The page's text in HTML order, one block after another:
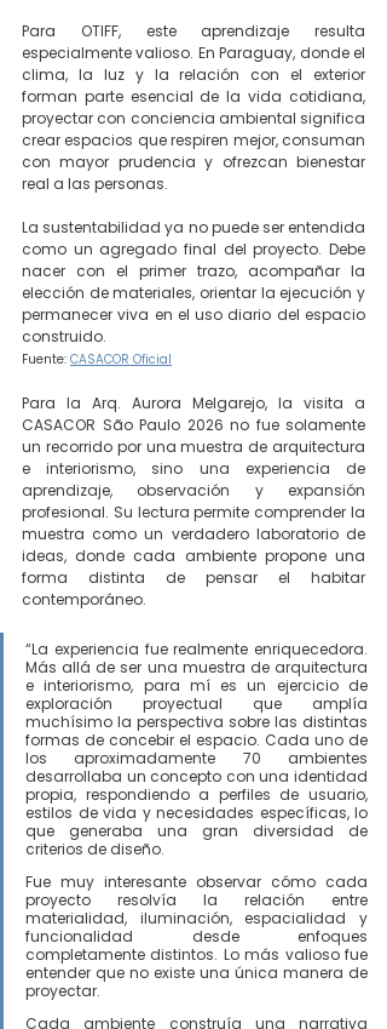
Para OTIFF, este aprendizaje resulta
especialmente valioso. En Paraguay, donde el
clima, la luz y la relación con el exterior
forman parte esencial de la vida cotidiana,
proyectar con conciencia ambiental significa
crear espacios que respiren mejor, consuman
con mayor prudencia y ofrezcan bienestar
real a las personas.
La sustentabilidad ya no puede ser entendida
como un agregado final del proyecto. Debe
nacer con el primer trazo, acompañar la
elección de materiales, orientar la ejecución y
permanecer viva en el uso diario del espacio
construido.
Fuente: CASACOR Oficial
Para la Arq. Aurora Melgarejo, la visita a
CASACOR São Paulo 2026 no fue solamente
un recorrido por una muestra de arquitectura
e interiorismo, sino una experiencia de
aprendizaje, observación y expansión
profesional. Su lectura permite comprender la
muestra como un verdadero laboratorio de
ideas, donde cada ambiente propone una
forma distinta de pensar el habitar
contemporáneo.
“La experiencia fue realmente enriquecedora.
Más allá de ser una muestra de arquitectura
e interiorismo, para mí es un ejercicio de
exploración proyectual que amplía
muchísimo la perspectiva sobre las distintas
formas de concebir el espacio. Cada uno de
los aproximadamente 70 ambientes
desarrollaba un concepto con una identidad
propia, respondiendo a perfiles de usuario,
estilos de vida y necesidades específicas, lo
que generaba una gran diversidad de
criterios de diseño.
Fue muy interesante observar cómo cada
proyecto resolvía la relación entre
materialidad, iluminación, espacialidad y
funcionalidad desde enfoques
completamente distintos. Lo más valioso fue
entender que no existe una única manera de
proyectar.
Cada ambiente construía una narrativa